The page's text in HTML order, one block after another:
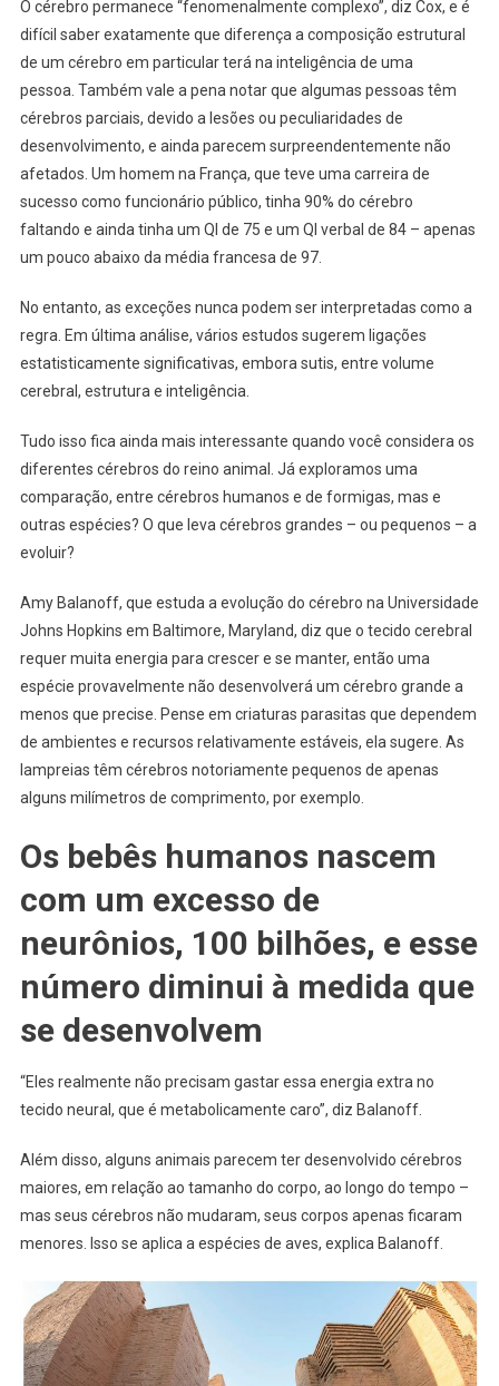
O cérebro permanece “fenomenalmente complexo”, diz Cox, e é
difícil saber exatamente que diferença a composição estrutural
de um cérebro em particular terá na inteligência de uma
pessoa. Também vale a pena notar que algumas pessoas têm
cérebros parciais, devido a lesões ou peculiaridades de
desenvolvimento, e ainda parecem surpreendentemente não
afetados. Um homem na França, que teve uma carreira de
sucesso como funcionário público, tinha 90% do cérebro
faltando e ainda tinha um QI de 75 e um QI verbal de 84 – apenas
um pouco abaixo da média francesa de 97.
No entanto, as exceções nunca podem ser interpretadas como a
regra. Em última análise, vários estudos sugerem ligações
estatisticamente significativas, embora sutis, entre volume
cerebral, estrutura e inteligência.
Tudo isso fica ainda mais interessante quando você considera os
diferentes cérebros do reino animal. Já exploramos uma
comparação, entre cérebros humanos e de formigas, mas e
outras espécies? O que leva cérebros grandes – ou pequenos – a
evoluir?
Amy Balanoff, que estuda a evolução do cérebro na Universidade
Johns Hopkins em Baltimore, Maryland, diz que o tecido cerebral
requer muita energia para crescer e se manter, então uma
espécie provavelmente não desenvolverá um cérebro grande a
menos que precise. Pense em criaturas parasitas que dependem
de ambientes e recursos relativamente estáveis, ela sugere. As
lampreias têm cérebros notoriamente pequenos de apenas
alguns milímetros de comprimento, por exemplo.
Os bebês humanos nascem
com um excesso de
neurônios, 100 bilhões, e esse
número diminui à medida que
se desenvolvem
“Eles realmente não precisam gastar essa energia extra no
tecido neural, que é metabolicamente caro”, diz Balanoff.
Além disso, alguns animais parecem ter desenvolvido cérebros
maiores, em relação ao tamanho do corpo, ao longo do tempo –
mas seus cérebros não mudaram, seus corpos apenas ficaram
menores. Isso se aplica a espécies de aves, explica Balanoff.